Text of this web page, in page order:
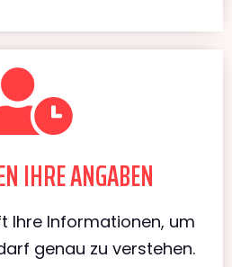
IHRE ANGABEN
Ihre Informationen, um
genau zu verstehen.